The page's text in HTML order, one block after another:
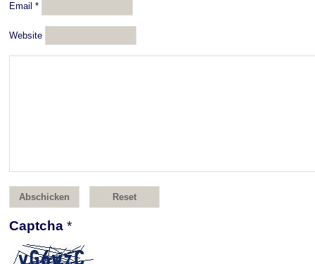
Email *
Website
Captcha *